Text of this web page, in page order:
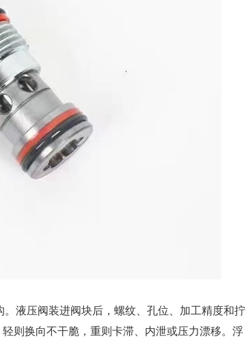
液压阀装进阀块后，螺纹、孔位、加工精度和拧
则换向不干脆，重则卡滞、内泄或压力漂移。浮